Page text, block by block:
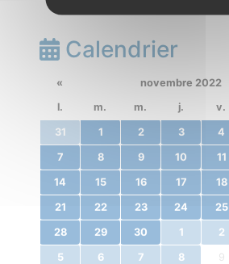
Calendrier
« novembre 2022
l.
m. m. j. v.
31 1 2 3 4
7 8 9 10 11
14 15 16 17 18
21 22 23 24 25
28 29 30 1 2
5 6 7 8 9